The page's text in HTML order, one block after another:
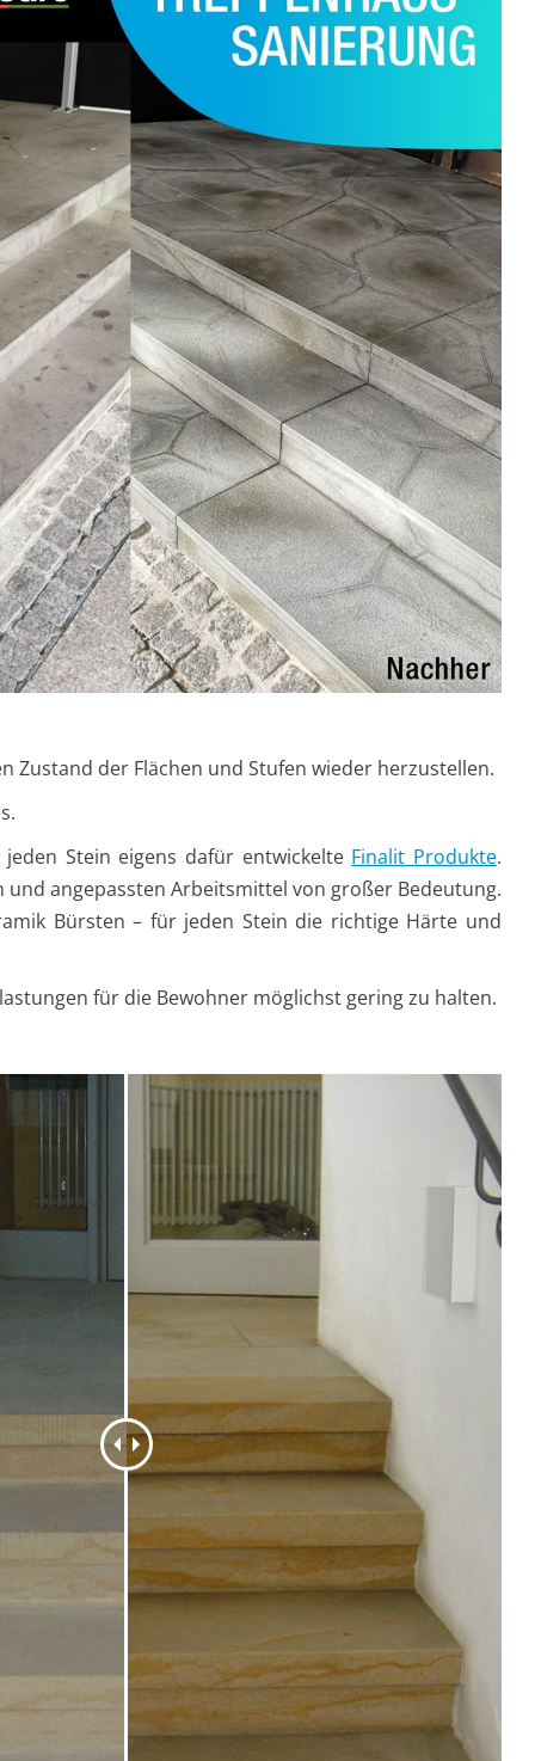
der Flächen und Stufen wieder herzustellen.
Stein eigens dafür entwickelte Finalit Produkte.
angepassten Arbeitsmittel von großer Bedeutung.
Bürsten – für jeden Stein die richtige Härte und
für die Bewohner möglichst gering zu halten.